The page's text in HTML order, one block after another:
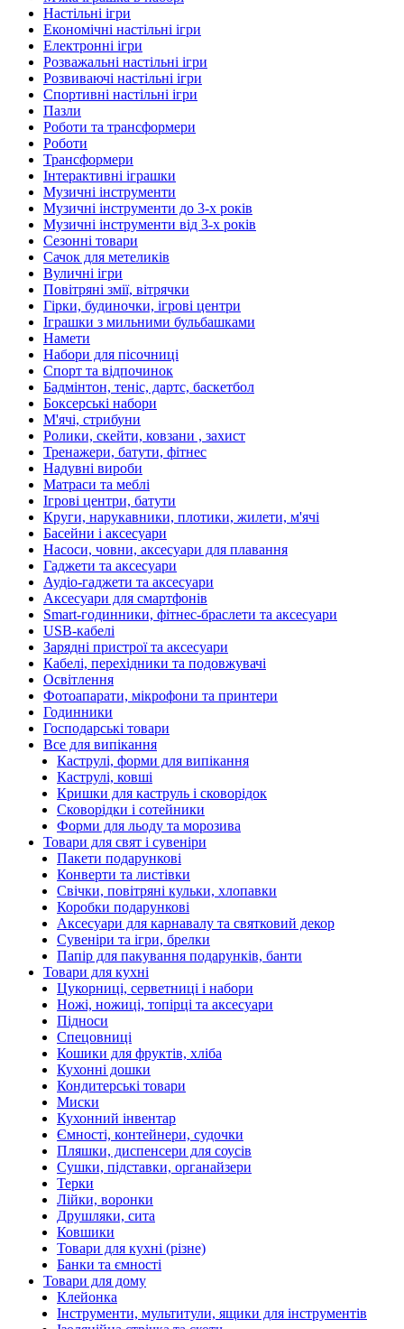
Настільні ігри
Економічні настільні ігри
Електронні ігри
Розважальні настільні ігри
Розвиваючі настільні ігри
Спортивні настільні ігри
Пазли
Роботи та трансформери
Роботи
Трансформери
Інтерактивні іграшки
Музичні інструменти
Музичні інструменти до 3-х років
Музичні інструменти від 3-х років
Сезонні товари
Сачок для метеликів
Вуличні ігри
Повітряні змії, вітрячки
Гірки, будиночки, ігрові центри
Іграшки з мильними бульбашками
Намети
Набори для пісочниці
Спорт та відпочинок
Бадмінтон, теніс, дартс, баскетбол
Боксерські набори
М'ячі, стрибуни
Ролики, скейти, ковзани , захист
Тренажери, батути, фітнес
Надувні вироби
Матраси та меблі
Ігрові центри, батути
Круги, нарукавники, плотики, жилети, м'ячі
Басейни і аксесуари
Насоси, човни, аксесуари для плавання
Гаджети та аксесуари
Аудіо-гаджети та аксесуари
Аксесуари для смартфонів
Smart-годинники, фітнес-браслети та аксесуари
USB-кабелі
Зарядні пристрої та аксесуари
Кабелі, перехідники та подовжувачі
Освітлення
Фотоапарати, мікрофони та принтери
Годинники
Господарські товари
Все для випікання
Каструлі, форми для випікання
Каструлі, ковші
Кришки для каструль і сковорідок
Сковорідки і сотейники
Форми для льоду та морозива
Товари для свят і сувеніри
Пакети подарункові
Конверти та листівки
Свічки, повітряні кульки, хлопавки
Коробки подарункові
Аксесуари для карнавалу та святковий декор
Сувеніри та ігри, брелки
Папір для пакування подарунків, банти
Товари для кухні
Цукорниці, серветниці і набори
Ножі, ножиці, топірці та аксесуари
Підноси
Спецовниці
Кошики для фруктів, хліба
Кухонні дошки
Кондитерські товари
Миски
Кухонний інвентар
Ємності, контейнери, судочки
Пляшки, диспенсери для соусів
Сушки, підставки, органайзери
Терки
Лійки, воронки
Друшляки, сита
Ковшики
Товари для кухні (різне)
Банки та ємності
Товари для дому
Клейонка
Інструменти, мультитули, ящики для інструментів